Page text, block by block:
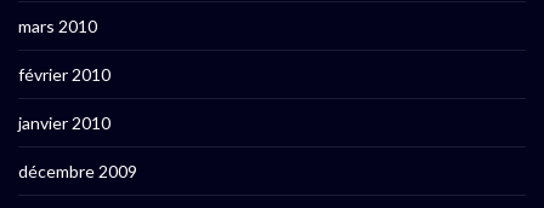
mars 2010
février 2010
janvier 2010
décembre 2009